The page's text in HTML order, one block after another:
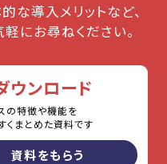
な導入メリットなど、
にお尋ねください。
ウンロード
の特徴や機能を
くまとめた資料です
資料をもらう